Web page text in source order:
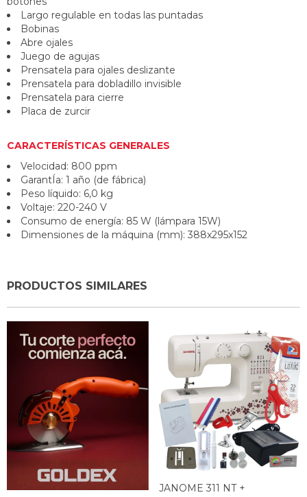
Largo regulable en todas las puntadas
Bobinas
Abre ojales
Juego de agujas
Prensatela para ojales deslizante
Prensatela para dobladillo invisible
Prensatela para cierre
Placa de zurcir
CARACTERÍSTICAS GENERALES
Velocidad: 800 ppm
GarantÍa: 1 año (de fábrica)
Peso líquido: 6,0 kg
Voltaje: 220-240 V
Consumo de energía: 85 W (lámpara 15W)
Dimensiones de la máquina (mm): 388x295x152
PRODUCTOS SIMILARES
JANOME 311 NT +